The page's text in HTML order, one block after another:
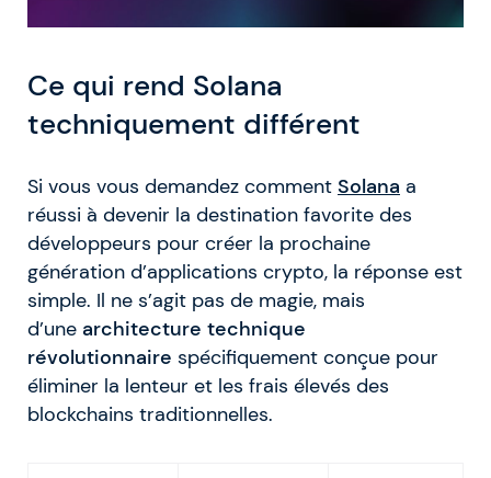
Ce qui rend Solana
techniquement différent
Si vous vous demandez comment Solana a
réussi à devenir la destination favorite des
développeurs pour créer la prochaine
génération d’applications crypto, la réponse est
simple. Il ne s’agit pas de magie, mais
d’une architecture technique
révolutionnaire spécifiquement conçue pour
éliminer la lenteur et les frais élevés des
blockchains traditionnelles.